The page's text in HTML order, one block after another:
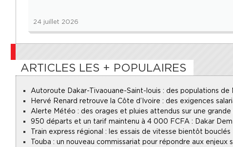
24 juillet 2026
ARTICLES LES + POPULAIRES
Autoroute Dakar-Tivaouane-Saint-louis : des populations
Hervé Renard retrouve la Côte d’Ivoire : des exigences
Alerte Météo : des orages et pluies attendus sur une grande
950 départs et un tarif maintenu à 4 000 FCFA : Dakar
Train express régional : les essais de vitesse bientôt bouclés
Touba : un nouveau commissariat pour répondre aux enjeux